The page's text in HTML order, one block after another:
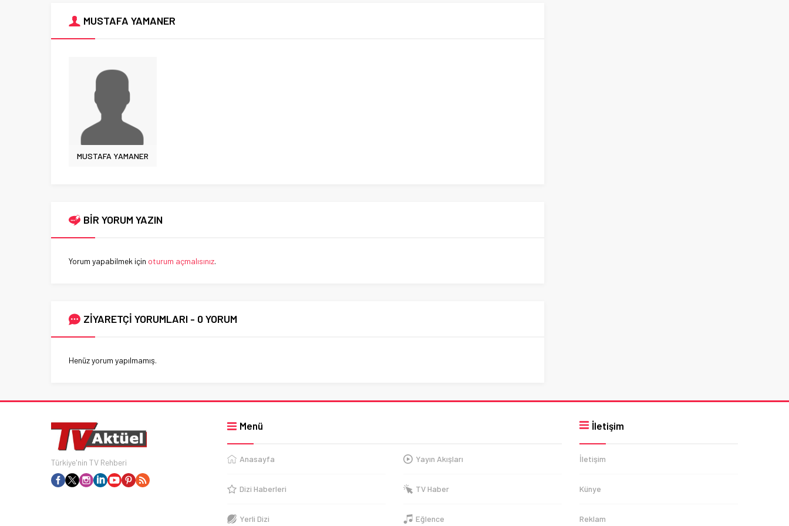
MUSTAFA YAMANER
MUSTAFA YAMANER
BİR YORUM YAZIN
Yorum yapabilmek için oturum açmalısınız.
ZİYARETÇİ YORUMLARI - 0 YORUM
Henüz yorum yapılmamış.
Türkiye'nin TV Rehberi
Menü
Anasayfa Yayın Akışları
Dizi Haberleri TV Haber
Yerli Dizi Eğlence
İletişim
İletişim
Künye
Reklam